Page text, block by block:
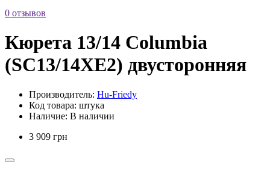
0 отзывов
Кюрета 13/14 Columbia
(SC13/14XE2) двусторонняя
Производитель: Hu-Friedy
Код товара: штука
Наличие: В наличии
3 909 грн